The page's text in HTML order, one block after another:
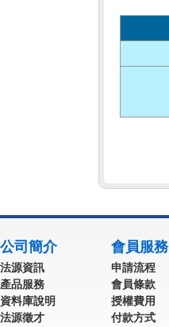
公司簡介
法源資訊
產品服務
資料庫說明
法源徵才
會員服務
申請流程
會員條款
授權費用
付款方式